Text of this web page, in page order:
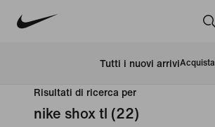
Tutti i nuovi arriviAcquista
Risultati di ricerca per
nike shox tl (22)